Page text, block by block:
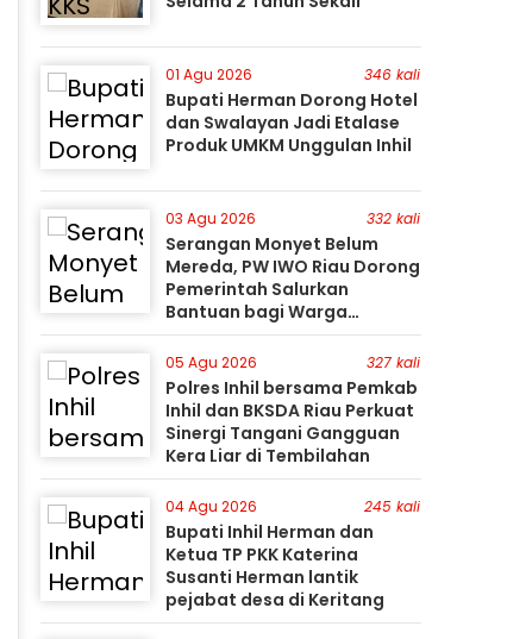
01 Agu 2026 346 kali
Bupati Herman Dorong Hotel
dan Swalayan Jadi Etalase
Produk UMKM Unggulan Inhil
03 Agu 2026 332 kali
Serangan Monyet Belum
Mereda, PW IWO Riau Dorong
Pemerintah Salurkan
Bantuan bagi Warga
Terdampak
05 Agu 2026 327 kali
Polres Inhil bersama Pemkab
Inhil dan BKSDA Riau Perkuat
Sinergi Tangani Gangguan
Kera Liar di Tembilahan
04 Agu 2026 245 kali
Bupati Inhil Herman dan
Ketua TP PKK Katerina
Susanti Herman lantik
pejabat desa di Keritang